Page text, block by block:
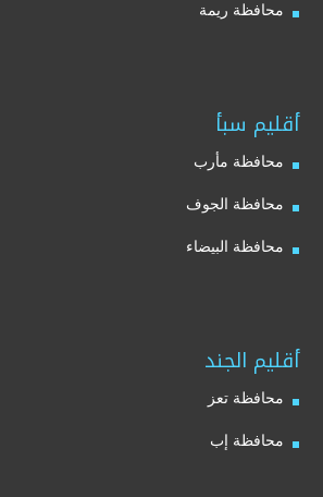
محافظة ريمة
أقليم سبأ
محافظة مأرب
محافظة الجوف
محافظة البيضاء
أقليم الجند
محافظة تعز
محافظة إب